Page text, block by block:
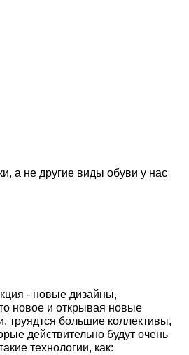
а не другие виды обуви у нас
- новые дизайны,
новое и открывая новые
труядтся большие коллективы,
действительно будут очень
технологии, как: